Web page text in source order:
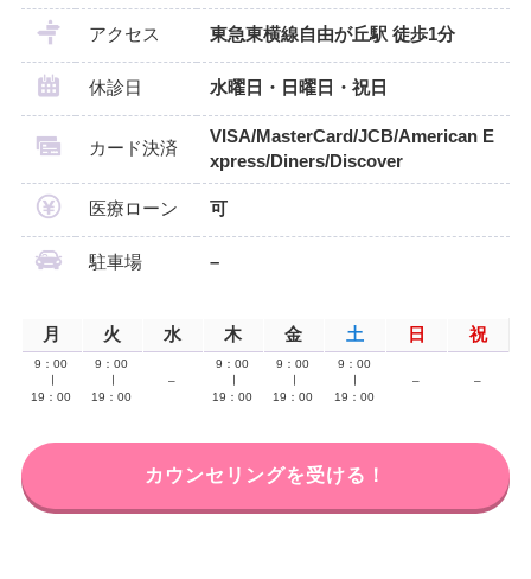
アクセス 東急東横線自由が丘駅 徒歩1分
休診日 水曜日・日曜日・祝日
カード決済
VISA/MasterCard/JCB/American E
xpress/Diners/Discover
医療ローン 可
駐車場 –
月 火 水 木 金 土 日 祝
9：00
19：00
9：00
19：00
–
9：00
19：00
9：00
19：00
9：00
19：00
– –
カウンセリングを受ける！